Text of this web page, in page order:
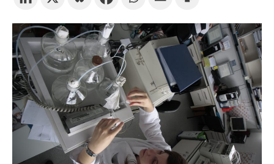
Prueba la búsqueda avanzada
Suscríbete a los boletines electrónicos de la URV Agenda
ESPAÑOL CATALÀ ENGLISH